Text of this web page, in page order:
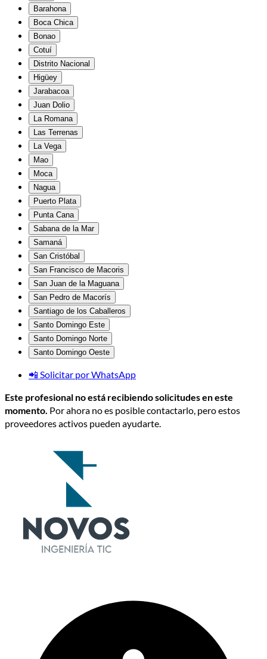
Barahona
Boca Chica
Bonao
Cotuí
Distrito Nacional
Higüey
Jarabacoa
Juan Dolio
La Romana
Las Terrenas
La Vega
Mao
Moca
Nagua
Puerto Plata
Punta Cana
Sabana de la Mar
Samaná
San Cristóbal
San Francisco de Macoris
San Juan de la Maguana
San Pedro de Macorís
Santiago de los Caballeros
Santo Domingo Este
Santo Domingo Norte
Santo Domingo Oeste
📲 Solicitar por WhatsApp
Este profesional no está recibiendo solicitudes en este
momento. Por ahora no es posible contactarlo, pero estos
proveedores activos pueden ayudarte.